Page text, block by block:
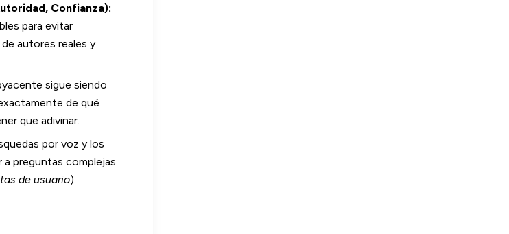
Confianza):
para evitar
autores reales y
sigue siendo
de qué
que adivinar.
por voz y los
preguntas complejas
de usuario).